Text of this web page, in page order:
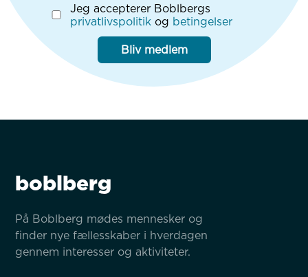
Jeg accepterer Boblbergs
privatlivspolitik og betingelser
Bliv medlem
boblberg
På Boblberg mødes mennesker og
finder nye fællesskaber i hverdagen
gennem interesser og aktiviteter.